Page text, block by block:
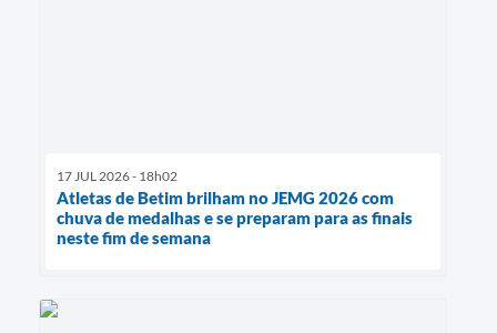
17 JUL 2026 - 18h02
Atletas de Betim brilham no JEMG 2026 com
chuva de medalhas e se preparam para as finais
neste fim de semana